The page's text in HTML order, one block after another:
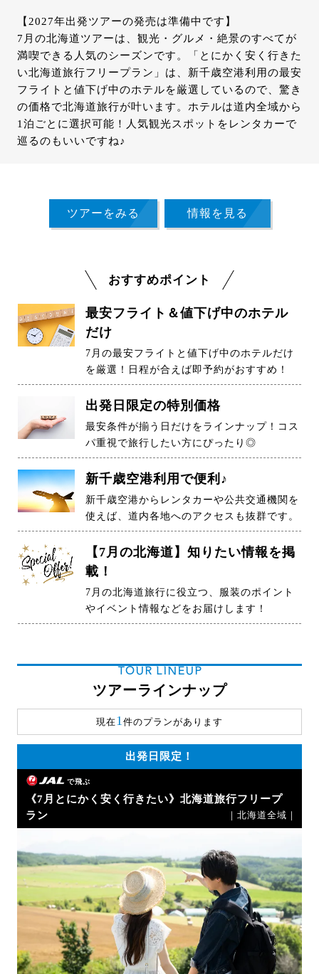
【2027年出発ツアーの発売は準備中です】
7月の北海道ツアーは、観光・グルメ・絶景のすべてが
満喫できる人気のシーズンです。「とにかく安く行きた
い北海道旅行フリープラン」は、新千歳空港利用の最安
フライトと値下げ中のホテルを厳選しているので、驚き
の価格で北海道旅行が叶います。ホテルは道内全域から
1泊ごとに選択可能！人気観光スポットをレンタカーで
巡るのもいいですね♪
ツアーをみる 情報を見る
おすすめポイント
最安フライト＆値下げ中のホテル
だけ
7月の最安フライトと値下げ中のホテルだけ
を厳選！日程が合えば即予約がおすすめ！
出発日限定の特別価格
最安条件が揃う日だけをラインナップ！コス
パ重視で旅行したい方にぴったり◎
新千歳空港利用で便利♪
新千歳空港からレンタカーや公共交通機関を
使えば、道内各地へのアクセスも抜群です。
【7月の北海道】知りたい情報を掲
載！
7月の北海道旅行に役立つ、服装のポイント
やイベント情報などをお届けします！
TOUR LINEUP
ツアーラインナップ
現在1件のプランがあります
出発日限定！
で飛ぶ
《7月とにかく安く行きたい》北海道旅行フリープ
ラン
｜北海道全域｜